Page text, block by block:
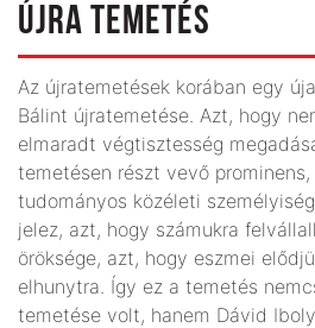
ÚJRA TEMETÉS
Az újratemetések korában egy
Bálint újratemetése. Azt, hogy
elmaradt végtisztesség
temetésen részt vevő
tudományos közéleti
jelez, azt, hogy számukra
öröksége, azt, hogy eszmei
elhunytra. Így ez a temetés
temetése volt, hanem Dávid